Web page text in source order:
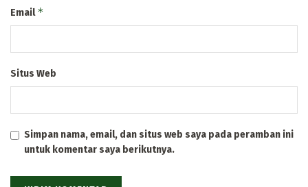
Email*
Situs Web
Simpan nama, email, dan situs web saya pada peramban ini
untuk komentar saya berikutnya.